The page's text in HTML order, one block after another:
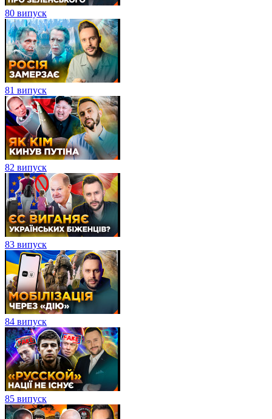
80 випуск
81 випуск
82 випуск
83 випуск
84 випуск
85 випуск